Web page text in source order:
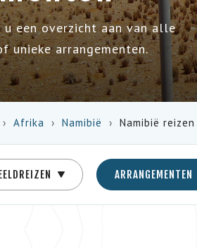
een overzicht aan van alle
unieke arrangementen.
Afrika Namibië Namibië
ARRANGEMENTEN